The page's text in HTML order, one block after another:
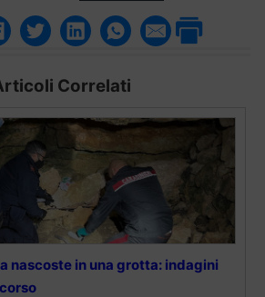
Correlati
nascoste in una grotta: indagini